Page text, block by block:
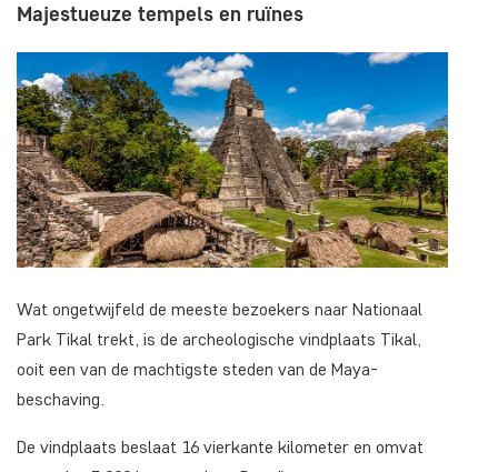
Majestueuze tempels en ruïnes
Wat ongetwijfeld de meeste bezoekers naar Nationaal
Park Tikal trekt, is de archeologische vindplaats Tikal,
ooit een van de machtigste steden van de Maya-
beschaving.
De vindplaats beslaat 16 vierkante kilometer en omvat